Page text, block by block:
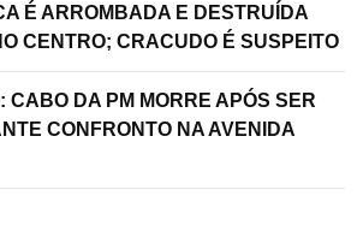
É ARROMBADA E DESTRUÍDA
CENTRO; CRACUDO É SUSPEITO
CABO DA PM MORRE APÓS SER
CONFRONTO NA AVENIDA